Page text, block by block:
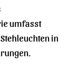
umfasst
in